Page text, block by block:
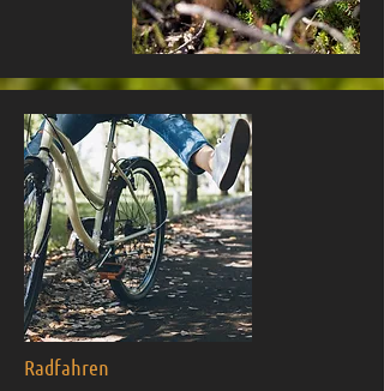
Radfahren